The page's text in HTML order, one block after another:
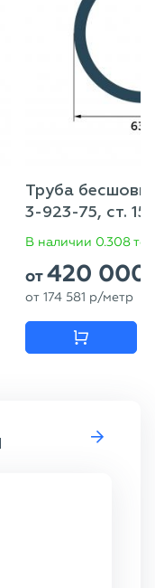
Труба
3-923-75, ст.
В наличии 0.308
от420 000
от 174 581 p/метр